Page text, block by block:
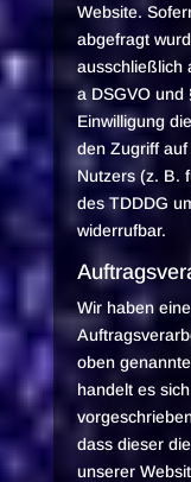
Website.
abgefragt
ausschließlich
a DSGVO und
Einwilligung
den Zugriff
Nutzers (z. B.
des TDDDG
widerrufbar.
Wir haben
oben
handelt es
dass dieser
unserer